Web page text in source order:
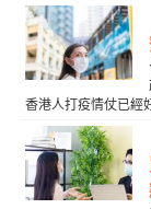
香港人打疫情仗已經